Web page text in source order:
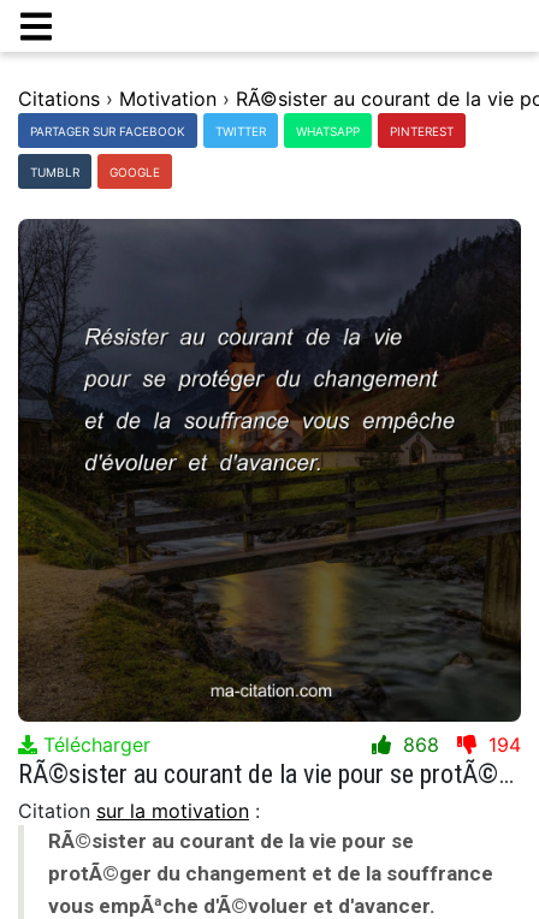
Citations › Motivation ›
PARTAGER SUR FACEBOOK TWITTER WHATSAPP PINTEREST
TUMBLR GOOGLE
Télécharger 868 194
RÃ©sister au courant de la vie pour se protÃ©ger du changement et de la souffrance vous empÃªche d'Ã©voluer et d'avancer.
Citation sur la motivation :
RÃ©sister au courant de la vie pour se
protÃ©ger du changement et de la souffrance
vous empÃªche d'Ã©voluer et d'avancer.